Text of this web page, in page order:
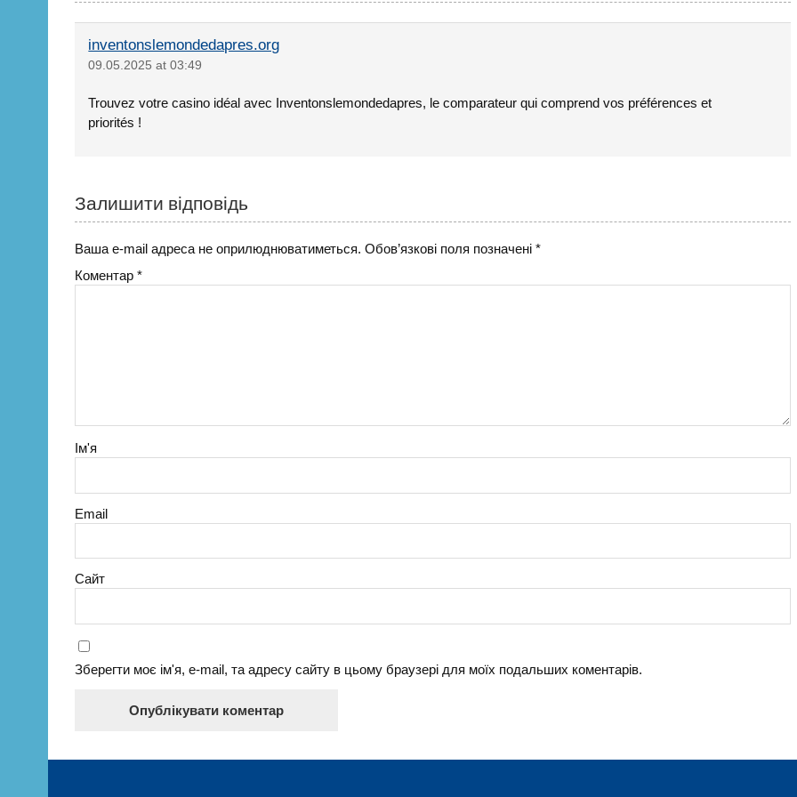
inventonslemondedapres.org
09.05.2025 at 03:49
Trouvez votre casino idéal avec Inventonslemondedapres, le comparateur qui comprend vos préférences et
priorités !
Залишити відповідь
Ваша e-mail адреса не оприлюднюватиметься. Обов’язкові поля позначені*
Коментар*
Ім'я
Email
Сайт
Зберегти моє ім'я, e-mail, та адресу сайту в цьому браузері для моїх подальших коментарів.